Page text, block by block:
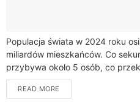
Populacja świata w 2024 roku
miliardów mieszkańców. Co
przybywa około 5 osób, co
liczby ludzi na
READ MORE